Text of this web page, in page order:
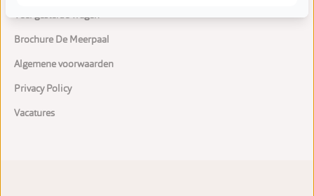
Brochure De Meerpaal
Algemene voorwaarden
Privacy Policy
Vacatures